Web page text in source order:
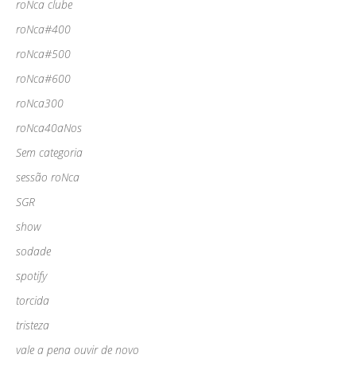
roNca clube
roNca#400
roNca#500
roNca#600
roNca300
roNca40aNos
Sem categoria
sessão roNca
SGR
show
sodade
spotify
torcida
tristeza
vale a pena ouvir de novo